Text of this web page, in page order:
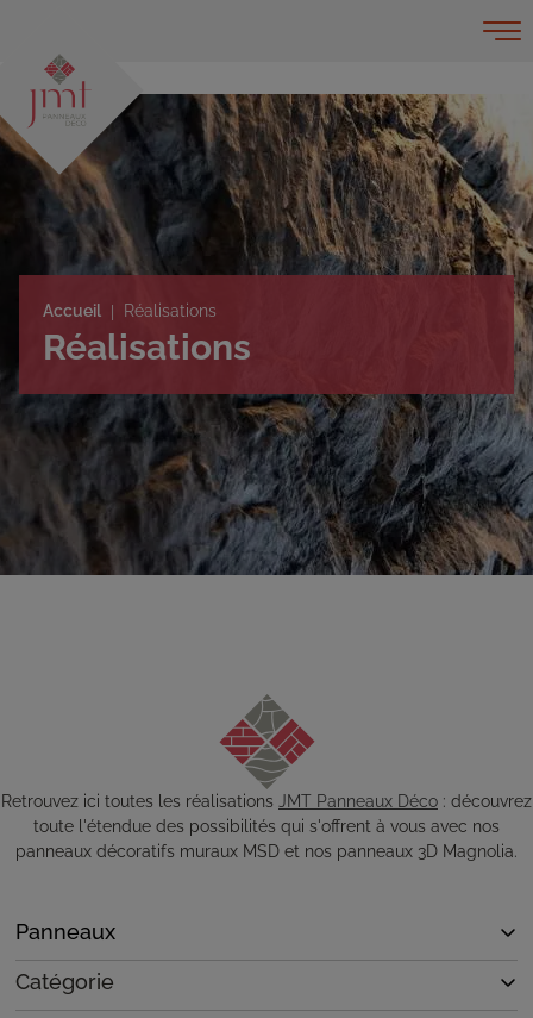
Accueil Réalisations
Réalisations
Retrouvez ici toutes les réalisations JMT Panneaux Déco : découvrez
toute l'étendue des possibilités qui s'offrent à vous avec nos
panneaux décoratifs muraux MSD et nos panneaux 3D Magnolia.
Panneaux
Catégorie